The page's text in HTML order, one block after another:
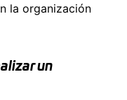
la organización
un